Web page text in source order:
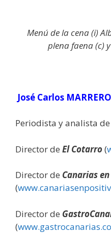
Menú de la cena (i)
plena faena (c)
José Carlos
Periodista y analista
Director de El Cotarro(
Director de Canarias
(
Director de
(